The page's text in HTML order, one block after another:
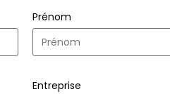
Prénom
Entreprise